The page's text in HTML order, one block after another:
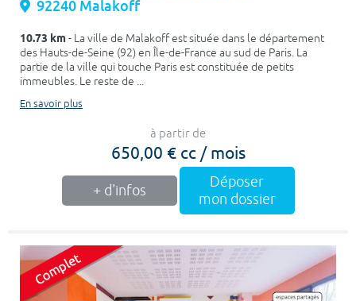
92240 Malakoff
10.73 km- La ville de Malakoff est située dans le département
des Hauts-de-Seine (92) en Île-de-France au sud de Paris. La
partie de la ville qui touche Paris est constituée de petits
immeubles. Le reste de ...
En savoir plus
à partir de
650,00 € cc / mois
+ d'infos
Déposer
mon dossier